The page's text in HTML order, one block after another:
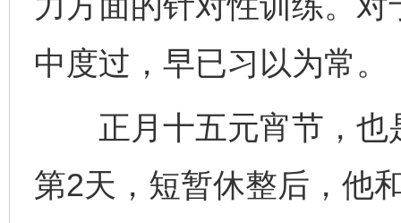
中度过，早已习以为常。
正月十五元宵节，也
第2天，短暂休整后，他